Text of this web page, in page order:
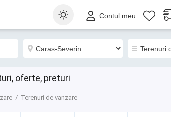
Contul meu
oferte, preturi
Terenuri de vanzare
EUR Sortează Hartă